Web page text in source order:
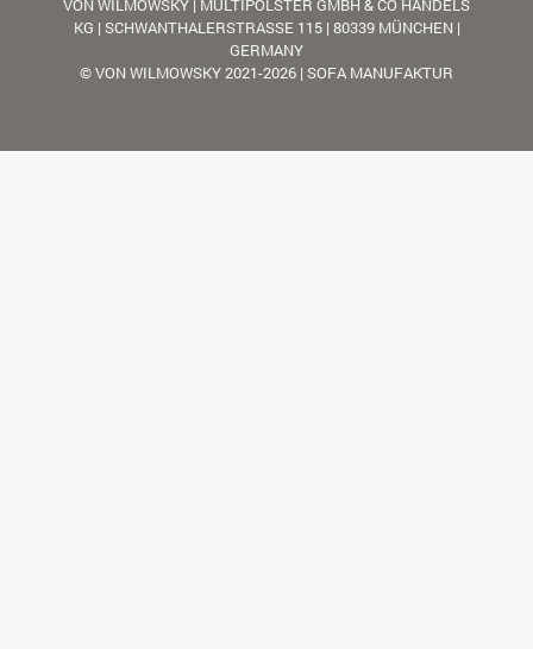
KG | SCHWANTHALERSTRASSE 115 | 80339 MÜNCHEN |
GERMANY
© VON WILMOWSKY 2021-2026 | SOFA MANUFAKTUR